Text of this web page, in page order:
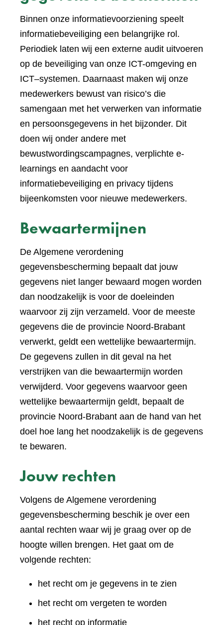
Binnen onze informatievoorziening speelt
informatiebeveiliging een belangrijke rol.
Periodiek laten wij een externe audit uitvoeren
op de beveiliging van onze ICT-omgeving en
ICT–systemen. Daarnaast maken wij onze
medewerkers bewust van risico’s die
samengaan met het verwerken van informatie
en persoonsgegevens in het bijzonder. Dit
doen wij onder andere met
bewustwordingscampagnes, verplichte e-
learnings en aandacht voor
informatiebeveiliging en privacy tijdens
bijeenkomsten voor nieuwe medewerkers.
Bewaartermijnen
De Algemene verordening
gegevensbescherming bepaalt dat jouw
gegevens niet langer bewaard mogen worden
dan noodzakelijk is voor de doeleinden
waarvoor zij zijn verzameld. Voor de meeste
gegevens die de provincie Noord-Brabant
verwerkt, geldt een wettelijke bewaartermijn.
De gegevens zullen in dit geval na het
verstrijken van die bewaartermijn worden
verwijderd. Voor gegevens waarvoor geen
wettelijke bewaartermijn geldt, bepaalt de
provincie Noord-Brabant aan de hand van het
doel hoe lang het noodzakelijk is de gegevens
te bewaren.
Jouw rechten
Volgens de Algemene verordening
gegevensbescherming beschik je over een
aantal rechten waar wij je graag over op de
hoogte willen brengen. Het gaat om de
volgende rechten:
het recht om je gegevens in te zien
het recht om vergeten te worden
het recht op informatie